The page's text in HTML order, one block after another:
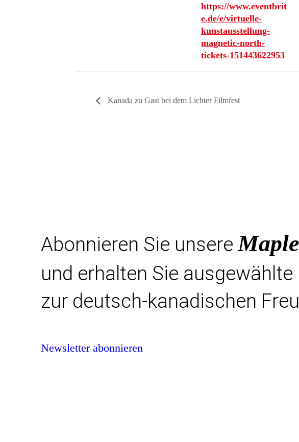
https://www.eventbrit
e.de/e/virtuelle-
kunstausstellung-
magnetic-north-
tickets-151443622953
Kanada zu Gast bei dem Lichter Filmfest
Abonnieren Sie unsere
und erhalten Sie
zur deutsch-kanadischen
Newsletter abonnieren